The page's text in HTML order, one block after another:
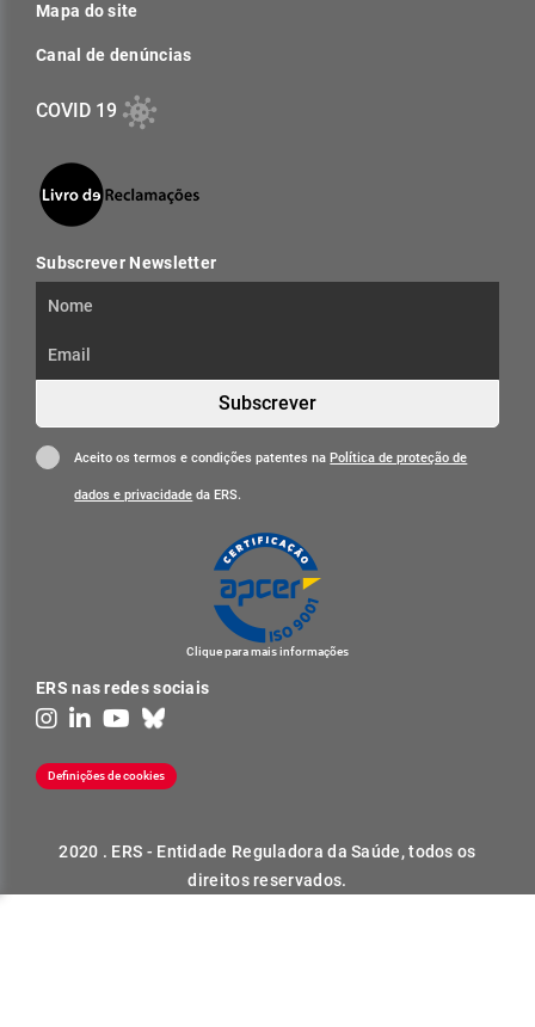
Mapa do site
Canal de denúncias
COVID 19
Subscrever Newsletter
Subscrever
Aceito os termos e condições patentes naPolítica de proteção de
dados e privacidade da ERS.
Clique para mais informações
ERS nas redes sociais
Definições de cookies
2020 . ERS - Entidade Reguladora da Saúde, todos os
direitos reservados.